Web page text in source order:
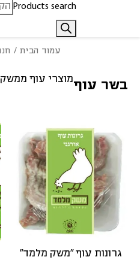
Products search
עמוד הבית/
בשר עוף
מוצרי עוף ממשק
גרונות עוף “משק מלמד”